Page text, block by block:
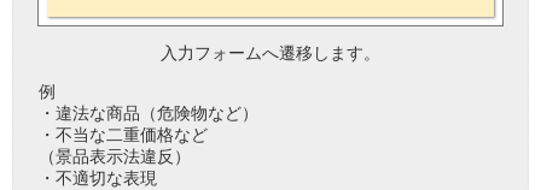
入力フォームへ遷移します。
例
・違法な商品（危険物など）
・不当な二重価格など
（景品表示法違反）
・不適切な表現